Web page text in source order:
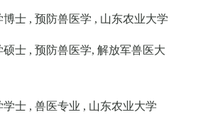
博士 , 预防兽医学 , 山东农业大学
硕士 , 预防兽医学, 解放军兽医大
学士 , 兽医专业 , 山东农业大学